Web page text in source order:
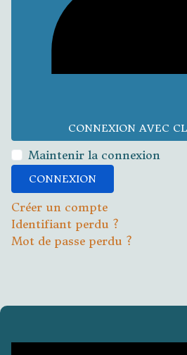
CONNEXION AVEC
Maintenir la connexion
CONNEXION
Créer un compte
Identifiant perdu ?
Mot de passe perdu ?